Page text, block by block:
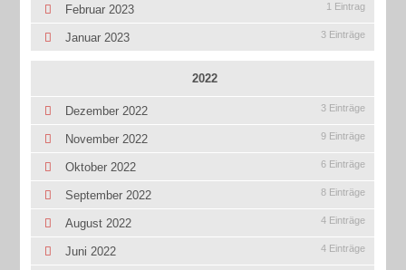
Februar 2023 1 Eintrag
Januar 2023 3 Einträge
2022
Dezember 2022 3 Einträge
November 2022 9 Einträge
Oktober 2022 6 Einträge
September 2022 8 Einträge
August 2022 4 Einträge
Juni 2022 4 Einträge